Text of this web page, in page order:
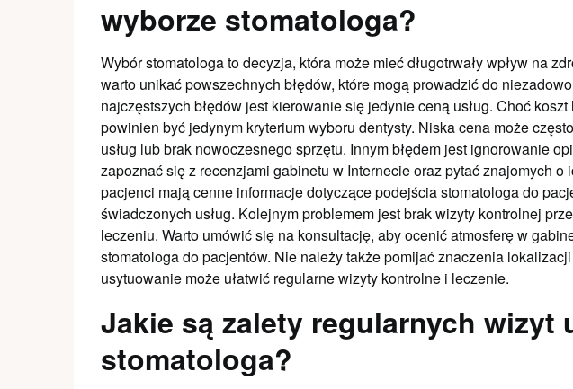
wyborze stomatologa?
Wybór stomatologa to decyzja, która może mieć długotrwały wpływ na
warto unikać powszechnych błędów, które mogą prowadzić do
najczęstszych błędów jest kierowanie się jedynie ceną usług. Choć
powinien być jedynym kryterium wyboru dentysty. Niska cena może
usług lub brak nowoczesnego sprzętu. Innym błędem jest ignorowanie
zapoznać się z recenzjami gabinetu w Internecie oraz pytać znajomych o
pacjenci mają cenne informacje dotyczące podejścia stomatologa do
świadczonych usług. Kolejnym problemem jest brak wizyty kontrolnej
leczeniu. Warto umówić się na konsultację, aby ocenić atmosferę w
stomatologa do pacjentów. Nie należy także pomijać znaczenia
usytuowanie może ułatwić regularne wizyty kontrolne i leczenie.
Jakie są zalety regularnych wizyt
stomatologa?